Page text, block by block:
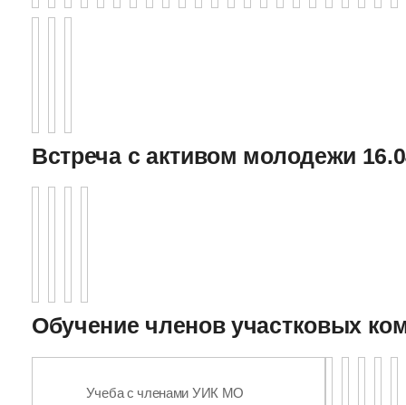
Встреча с активом молодежи
Обучение членов участковых
Учеба с членами УИК МО